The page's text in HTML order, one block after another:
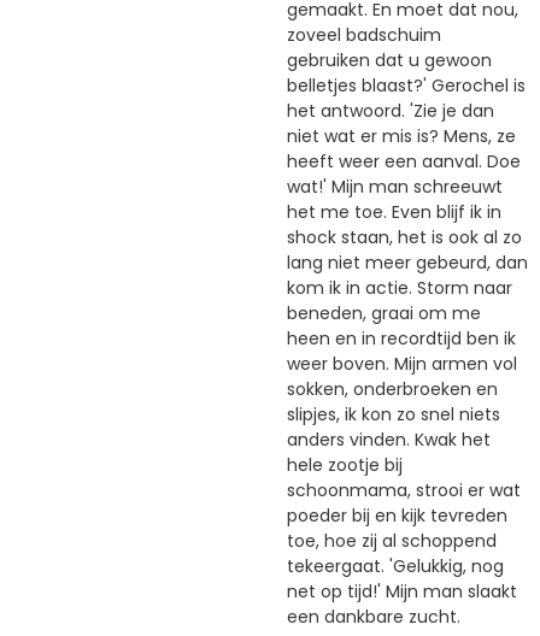
gemaakt. En moet dat nou,
zoveel badschuim
gebruiken dat u gewoon
belletjes blaast?' Gerochel is
het antwoord. 'Zie je dan
niet wat er mis is? Mens, ze
heeft weer een aanval. Doe
wat!' Mijn man schreeuwt
het me toe. Even blijf ik in
shock staan, het is ook al zo
lang niet meer gebeurd, dan
kom ik in actie. Storm naar
beneden, graai om me
heen en in recordtijd ben ik
weer boven. Mijn armen vol
sokken, onderbroeken en
slipjes, ik kon zo snel niets
anders vinden. Kwak het
hele zootje bij
schoonmama, strooi er wat
poeder bij en kijk tevreden
toe, hoe zij al schoppend
tekeergaat. 'Gelukkig, nog
net op tijd!' Mijn man slaakt
een dankbare zucht.